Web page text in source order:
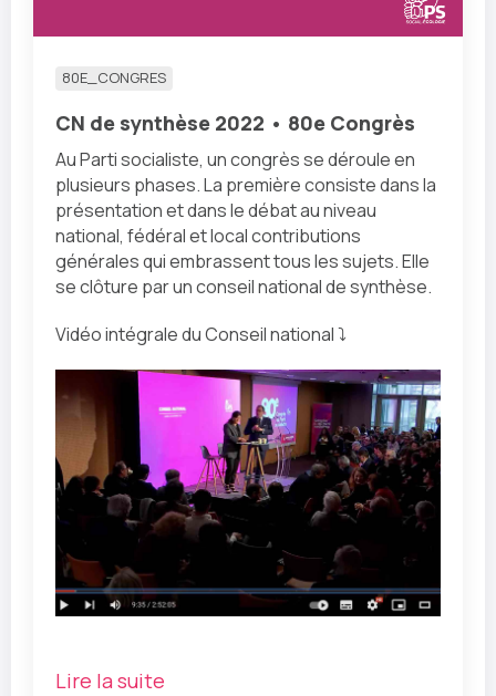
80E_CONGRES
CN de synthèse 2022 • 80e Congrès
Au Parti socialiste, un congrès se déroule en
plusieurs phases. La première consiste dans la
présentation et dans le débat au niveau
national, fédéral et local contributions
générales qui embrassent tous les sujets. Elle
se clôture par un conseil national de synthèse.
Vidéo intégrale du Conseil national ⤵️
Lire la suite